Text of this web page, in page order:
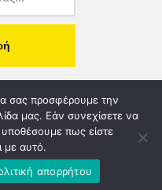
Διοικητικό Συμβούλιο
Πολιτική Απορρήτου
σας προσφέρουμε την
μας. Εάν συνεχίσετε να
υποθέσουμε πως είστε
με αυτό.
απορρήτου